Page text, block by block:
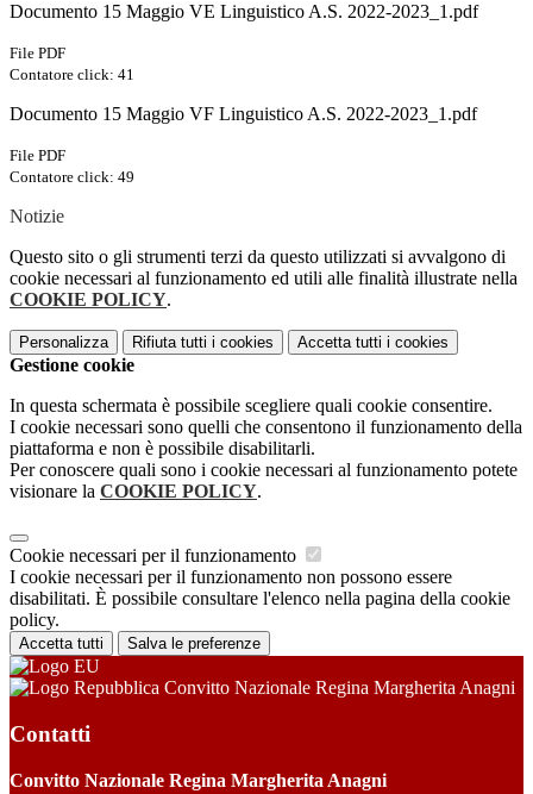
Documento 15 Maggio VE Linguistico A.S. 2022-2023_1.pdf
File PDF
Contatore click: 41
Documento 15 Maggio VF Linguistico A.S. 2022-2023_1.pdf
File PDF
Contatore click: 49
Notizie
Questo sito o gli strumenti terzi da questo utilizzati si avvalgono di
cookie necessari al funzionamento ed utili alle finalità illustrate nella
COOKIE POLICY.
Personalizza Rifiuta tutti i cookies Accetta tutti i cookies
Gestione cookie
In questa schermata è possibile scegliere quali cookie consentire.
I cookie necessari sono quelli che consentono il funzionamento della
piattaforma e non è possibile disabilitarli.
Per conoscere quali sono i cookie necessari al funzionamento potete
visionare la COOKIE POLICY.
Cookie necessari per il funzionamento
I cookie necessari per il funzionamento non possono essere
disabilitati. È possibile consultare l'elenco nella pagina della cookie
policy.
Accetta tutti Salva le preferenze
Convitto Nazionale Regina Margherita Anagni
Contatti
Convitto Nazionale Regina Margherita Anagni